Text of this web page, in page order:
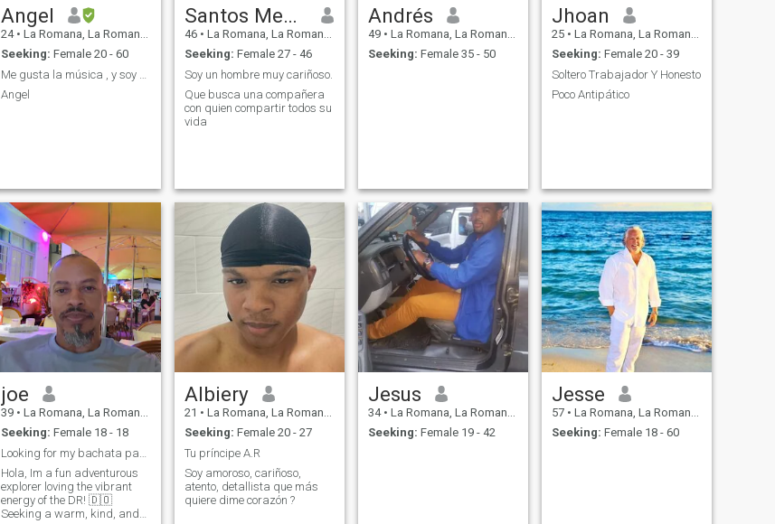
Angel
24 • La Romana, La Romana, Dominican Republic
Seeking: Female 20 - 60
Angel
Santos Mendez
46 • La Romana, La Romana, Dominican Republic
Seeking: Female 27 - 46
Soy un hombre muy cariñoso.
Que busca una compañera
con quien compartir todos su
vida
Andrés
49 • La Romana, La Romana, Dominican Republic
Seeking: Female 35 - 50
Jhoan
25 • La Romana, La Romana, Dominican Republic
Seeking: Female 20 - 39
Soltero Trabajador Y Honesto
Poco Antipático
joe
39 • La Romana, La Romana, Dominican Republic
Seeking: Female 18 - 18
Hola, Im a fun adventurous
explorer loving the vibrant
energy of the DR! 🇩🇴
Seeking a warm, kind, and
Albiery
21 • La Romana, La Romana, Dominican Republic
Seeking: Female 20 - 27
Tu príncipe A.R
Soy amoroso, cariñoso,
atento, detallista que más
quiere dime corazón ?
Jesus
34 • La Romana, La Romana, Dominican Republic
Seeking: Female 19 - 42
Jesse
57 • La Romana, La Romana, Dominican Republic
Seeking: Female 18 - 60